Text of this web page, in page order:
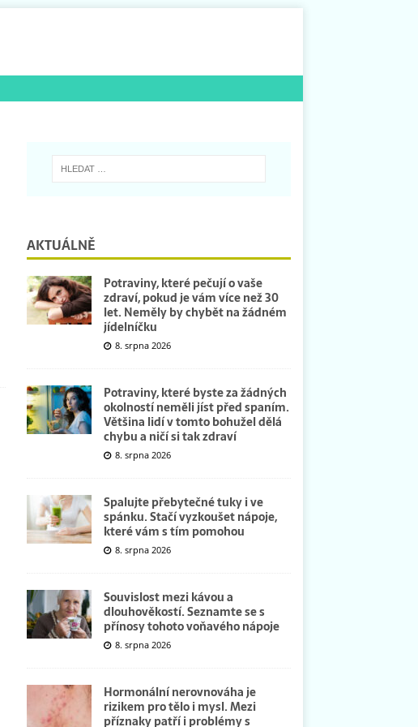
AKTUÁLNĚ
Potraviny, které pečují o vaše
zdraví, pokud je vám více než 30
let. Neměly by chybět na žádném
jídelníčku
8. srpna 2026
Potraviny, které byste za žádných
okolností neměli jíst před spaním.
Většina lidí v tomto bohužel dělá
chybu a ničí si tak zdraví
8. srpna 2026
Spalujte přebytečné tuky i ve
spánku. Stačí vyzkoušet nápoje,
které vám s tím pomohou
8. srpna 2026
Souvislost mezi kávou a
dlouhověkostí. Seznamte se s
přínosy tohoto voňavého nápoje
8. srpna 2026
Hormonální nerovnováha je
rizikem pro tělo i mysl. Mezi
příznaky patří i problémy s